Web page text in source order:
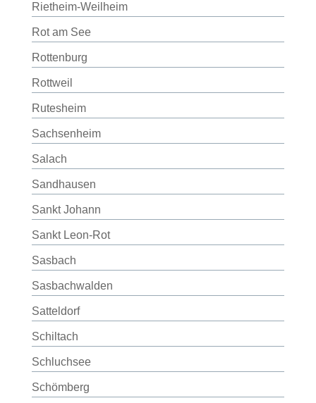
Rietheim-Weilheim
Rot am See
Rottenburg
Rottweil
Rutesheim
Sachsenheim
Salach
Sandhausen
Sankt Johann
Sankt Leon-Rot
Sasbach
Sasbachwalden
Satteldorf
Schiltach
Schluchsee
Schömberg